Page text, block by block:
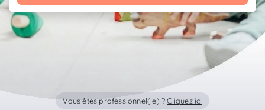
Vous êtes professionnel(le) ?Cliquez ici